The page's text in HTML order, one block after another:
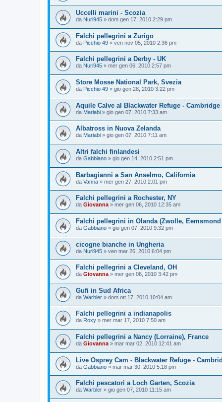
Uccelli marini - Scozia
da Nuri945 » dom gen 17, 2010 2:29 pm
Falchi pellegrini a Zurigo
da Picchio 49 » ven nov 05, 2010 2:36 pm
Falchi pellegrini a Derby - UK
da Nuri945 » mer gen 06, 2010 2:57 pm
Store Mosse National Park, Svezia
da Picchio 49 » gio gen 28, 2010 3:22 pm
Aquile Calve al Blackwater Refuge - Cambridge
da Mariabi » gio gen 07, 2010 7:33 am
Albatross in Nuova Zelanda
da Mariabi » gio gen 07, 2010 7:11 am
Altri falchi finlandesi
da Gabbiano » gio gen 14, 2010 2:51 pm
Barbagianni a San Anselmo, California
da Vanna » mer gen 27, 2010 2:01 pm
Falchi pellegrini a Rochester, NY
da Giovanna » mer gen 06, 2010 12:35 am
Falchi pellegrini in Olanda (Zwolle,
da Gabbiano » gio gen 07, 2010 9:32 pm
cicogne bianche in Ungheria
da Nuri945 » ven mar 26, 2010 6:04 pm
Falchi pellegrini a Cleveland, OH
da Giovanna » mer gen 06, 2010 3:42 pm
Gufi in Sud Africa
da Warbler » dom ott 17, 2010 10:04 am
Falchi pellegrini a indianapolis
da Roxy » mer mar 17, 2010 7:50 am
Falchi pellegrini a Nancy (Lorraine), France
da Giovanna » mar mar 02, 2010 12:41 am
Live Osprey Cam - Blackwater Refuge -
da Gabbiano » mar mar 30, 2010 5:18 pm
Falchi pescatori a Loch Garten, Scozia
da Warbler » gio gen 07, 2010 11:15 am